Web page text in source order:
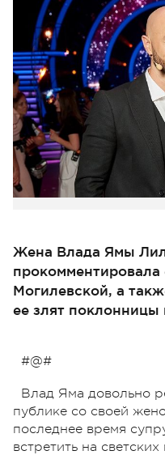
Жена Влада Ямы
прокомментировала
Могилевской, а
ее злят поклонницы
#@#
Влад Яма довольно
публике со своей
последнее время
встретить на